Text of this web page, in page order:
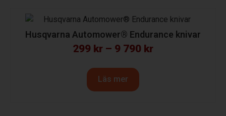
Husqvarna Automower® Endurance knivar
299 kr – 9 790 kr
Läs mer